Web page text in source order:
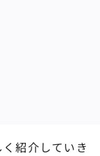
紹介していき